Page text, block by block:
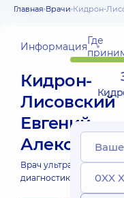
Главная Врачи Кидрон-
ИнформацияГде
Кидрон-
Лисовский
Евгений
Врач ультразвуковой
диагностики;